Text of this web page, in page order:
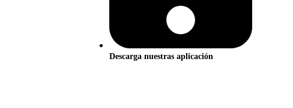
Descarga nuestras aplicación